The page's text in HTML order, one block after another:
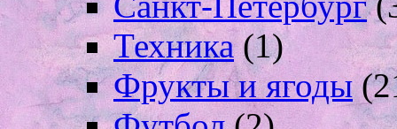
Техника(1)
Фрукты и ягоды